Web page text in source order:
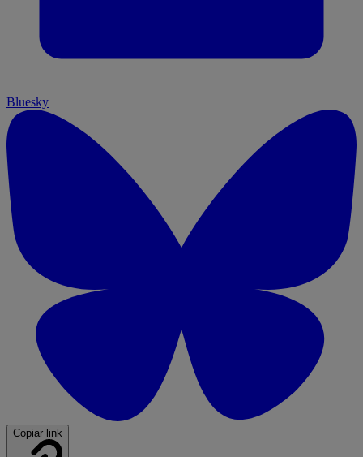
Bluesky
Copiar link